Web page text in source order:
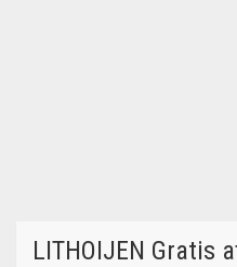
LITHOIJEN Gratis